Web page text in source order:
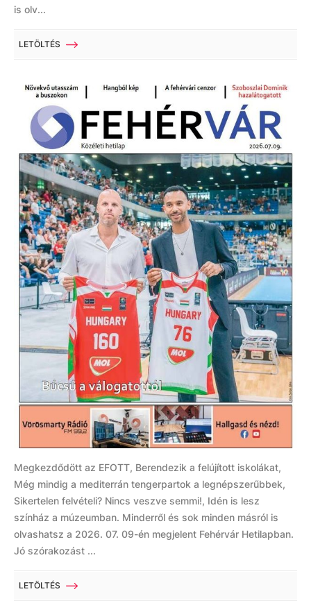
is olv...
LETÖLTÉS
Megkezdődött az EFOTT, Berendezik a felújított iskolákat,
Még mindig a mediterrán tengerpartok a legnépszerűbbek,
Sikertelen felvételi? Nincs veszve semmi!, Idén is lesz
színház a múzeumban. Minderről és sok minden másról is
olvashatsz a 2026. 07. 09-én megjelent Fehérvár Hetilapban.
Jó szórakozást ...
LETÖLTÉS